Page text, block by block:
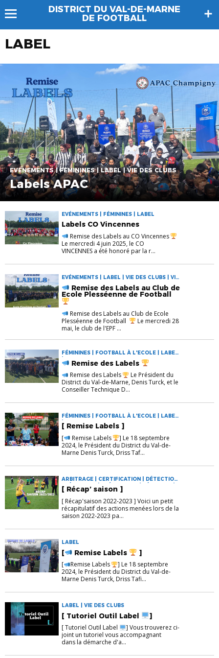
DISTRICT DU VAL-DE-MARNE
DE FOOTBALL
LABEL
EVÉNEMENTS | FÉMININES | LABEL | VIE DES CLUBS
Labels APAC
EVÉNEMENTS | FÉMININES | LABEL
Labels CO Vincennes
Remise des Labels au CO Vincennes
Le mercredi 4 juin 2025, le CO
VINCENNES a été honoré par la r...
EVÉNEMENTS | LABEL | VIE DES CLUBS | VIE
Remise des Labels au Club de
Ecole Plesséenne de Football
Remise des Labels au Club de Ecole
Plesséenne de Football
Le mercredi 28
mai, le club de l'EPF ...
FÉMININES | FOOTBALL À L'ECOLE | LABEL
| VIE DES CLUBS
Remise des Labels
Remise des Labels
Le Président du
District du Val-de-Marne, Denis Turck, et le
Conseiller Technique D...
FÉMININES | FOOTBALL À L'ECOLE | LABEL
| VIE DES CLUBS
[ Remise Labels ]
[ Remise Labels
] Le 18 septembre
2024, le Président du District du Val-de-
Marne Denis Turck, Driss Taf...
ARBITRAGE | CERTIFICATION | DÉTECTION
- SÉLECTION | EVÉNEMENTS | FÉMININES |
FOOT LOISIRS | FOOTBALL ANIMATION |
FORMATION | FUTSAL | LABEL | U11 | U13 |
U7 | U9 | VIE DES CLUBS | VIE DU DISTRICT
[ Récap’ saison ]
[ Récap'saison 2022-2023 ] Voici un petit
récapitulatif des actions menées lors de la
saison 2022-2023 pa...
LABEL
[ Remise Labels ]
[ Remise Labels
] Le 18 septembre
2024, le Président du District du Val-de-
Marne Denis Turck, Driss Tafi...
LABEL | VIE DES CLUBS
[ Tutoriel Outil Label ]
[ Tutoriel Outil Label
] Vous trouverez ci-
joint un tutoriel vous accompagnant
dans la démarche d'a...